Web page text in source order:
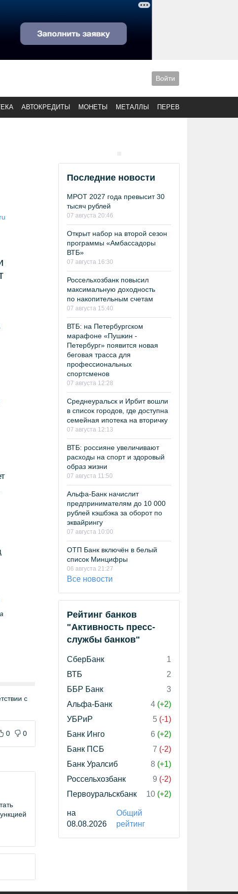
Войти
АВТОКРЕДИТЫ МОНЕТЫ МЕТАЛЛЫ ПЕРЕВОДЫ
с
0 0
Последние новости
МРОТ 2027 года превысит 30
тысяч рублей
07 августа 20:46
Открыт набор на второй сезон
программы «Амбассадоры
ВТБ»
07 августа 16:30
Россельхозбанк повысил
максимальную доходность
по накопительным счетам
07 августа 15:40
ВТБ: на Петербургском
марафоне «Пушкин -
Петербург» появится новая
беговая трасса для
профессиональных
спортсменов
07 августа 12:28
Среднеуральск и Ирбит вошли
в список городов, где доступна
семейная ипотека на вторичку
07 августа 12:13
ВТБ: россияне увеличивают
расходы на спорт и здоровый
образ жизни
07 августа 11:50
Альфа-Банк начислит
предпринимателям до 10 000
рублей кэшбэка за оборот по
эквайрингу
07 августа 10:00
ОТП Банк включён в белый
список Минцифры
06 августа 21:27
Все новости
Рейтинг банков
"Активность пресс-
службы банков"
СберБанк
1
ВТБ
2
ББР Банк
3
Альфа-Банк
4 (+2)
УБРиР
5 (-1)
Банк Инго
6 (+2)
Банк ПСБ
7 (-2)
Банк Уралсиб
8 (+1)
Россельхозбанк
9 (-2)
Первоуральскбанк
10 (+2)
на
08.08.2026
Общий
рейтинг